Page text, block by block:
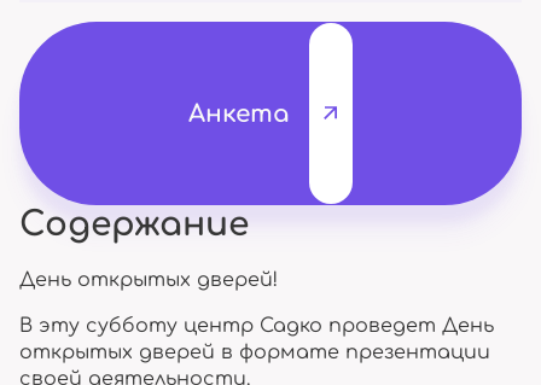
Анкета
Содержание
День открытых дверей!
В эту субботу центр Садко проведет День
открытых дверей в формате презентации
своей деятельности.